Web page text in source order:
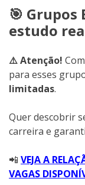
🎯 Grupos
estudo
⚠️ Atenção!
para esses
limitadas.
Quer descobrir
carreira e
📲 VEJA A
VAGAS